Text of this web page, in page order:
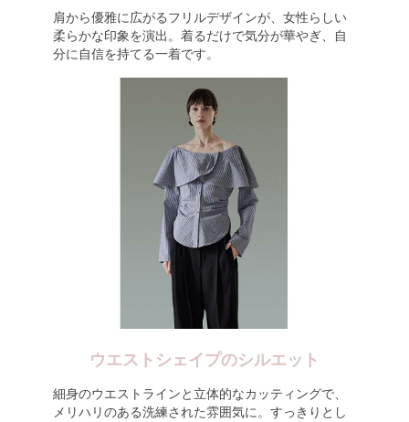
肩から優雅に広がるフリルデザインが、女性らしい
柔らかな印象を演出。着るだけで気分が華やぎ、自
分に自信を持てる一着です。
ウエストシェイプのシルエット
細身のウエストラインと立体的なカッティングで、
メリハリのある洗練された雰囲気に。すっきりとし